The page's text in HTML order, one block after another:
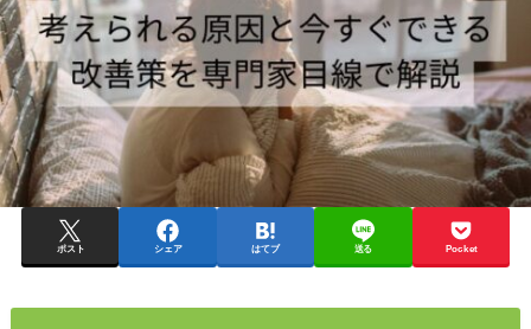
ポスト シェア はてブ 送る Pocket